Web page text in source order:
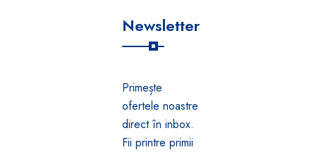
Newsletter
Primește
ofertele noastre
direct în inbox.
Fii printre primii